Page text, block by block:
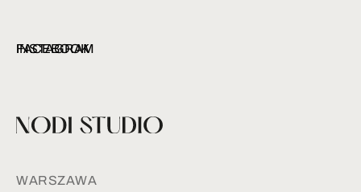
INSTAGRAM
FACEBOOK
WARSZAWA